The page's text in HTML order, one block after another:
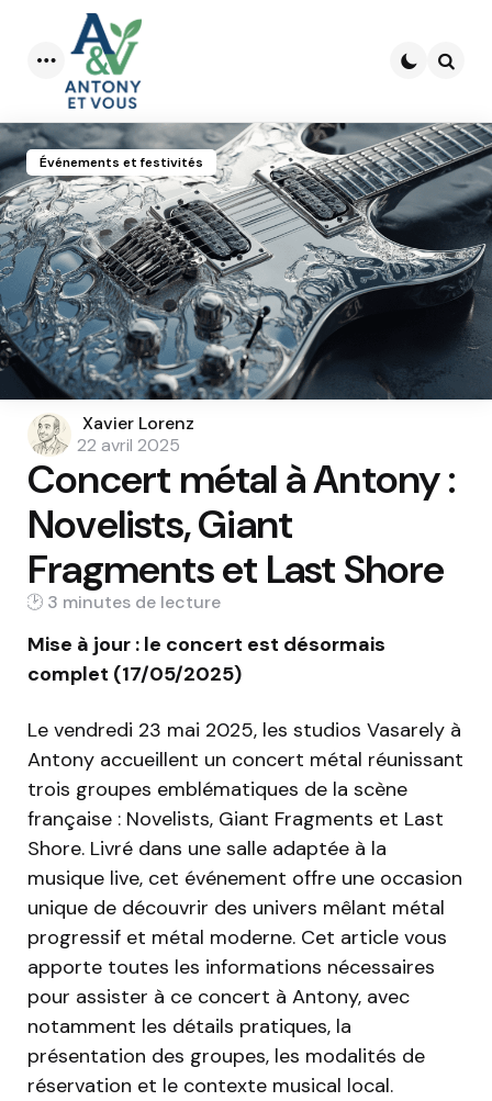
Menu
Événements et festivités
Posted
by
Xavier Lorenz
22 avril 2025
Concert métal à Antony :
Novelists, Giant
Fragments et Last Shore
3 min
Mise à jour : le concert est désormais
complet (17/05/2025)
Le vendredi 23 mai 2025, les studios Vasarely à
Antony accueillent un concert métal réunissant
trois groupes emblématiques de la scène
française : Novelists, Giant Fragments et Last
Shore. Livré dans une salle adaptée à la
musique live, cet événement offre une occasion
unique de découvrir des univers mêlant métal
progressif et métal moderne. Cet article vous
apporte toutes les informations nécessaires
pour assister à ce concert à Antony, avec
notamment les détails pratiques, la
présentation des groupes, les modalités de
réservation et le contexte musical local.